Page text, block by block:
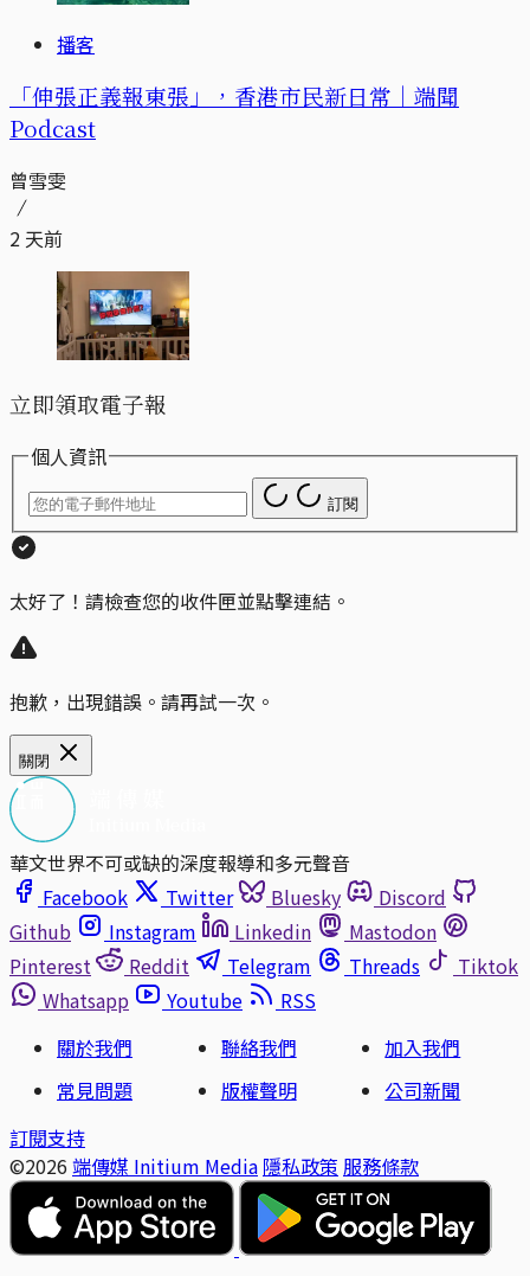
播客
「伸張正義報東張」，香港市民新日常｜端聞
Podcast
曾雪雯
2 天前
立即領取電子報
個人資訊
訂閱
太好了！請檢查您的收件匣並點擊連結。
抱歉，出現錯誤。請再試一次。
關閉
華文世界不可或缺的深度報導和多元聲音
Facebook
Twitter Bluesky
Discord
Github
Instagram Linkedin
Mastodon
Pinterest
Reddit Telegram Threads
Tiktok
Whatsapp
Youtube
RSS
關於我們
聯絡我們
加入我們
常見問題
版權聲明
公司新聞
訂閱支持
©2026 端傳媒 Initium Media 隱私政策 服務條款